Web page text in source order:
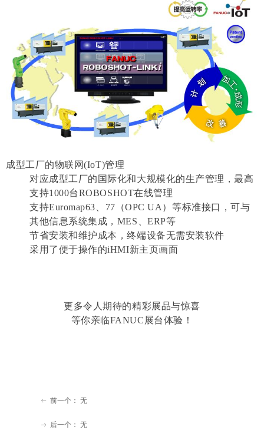
成型工厂的物联网(IoT)管理
对应成型工厂的国际化和大规模化的生产管理，最高
支持1000台ROBOSHOT在线管理
支持Euromap63、77（OPC UA）等标准接口，可与
其他信息系统集成，MES、ERP等
节省安装和维护成本，终端设备无需安装软件
采用了便于操作的iHMI新主页画面
更多令人期待的精彩展品与惊喜
等你亲临FANUC展台体验！
ꂃ 前一个： 无
ꁹ 后一个： 无